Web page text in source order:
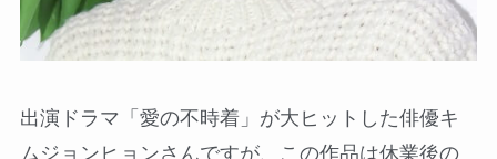
出演ドラマ「愛の不時着」が大ヒットした俳優キ
ムジョンヒョンさんですが、この作品は休業後の